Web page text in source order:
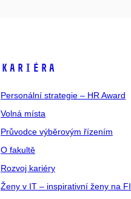
KARIÉRA
Personální strategie – HR Award
Volná místa
Průvodce výběrovým řízením
O fakultě
Rozvoj kariéry
Ženy v IT – inspirativní ženy na FI